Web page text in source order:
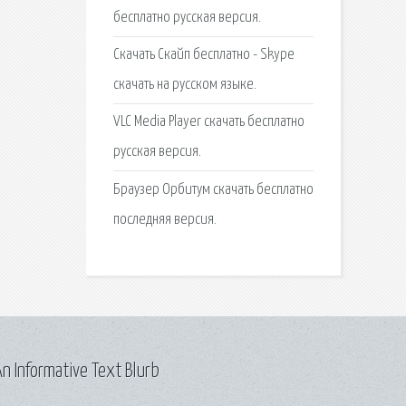
бесплатно русская версия.
Скачать Скайп бесплатно - Skype
скачать на русском языке.
VLC Media Player скачать бесплатно
русская версия.
Браузер Орбитум скачать бесплатно
последняя версия.
Informative Text Blurb